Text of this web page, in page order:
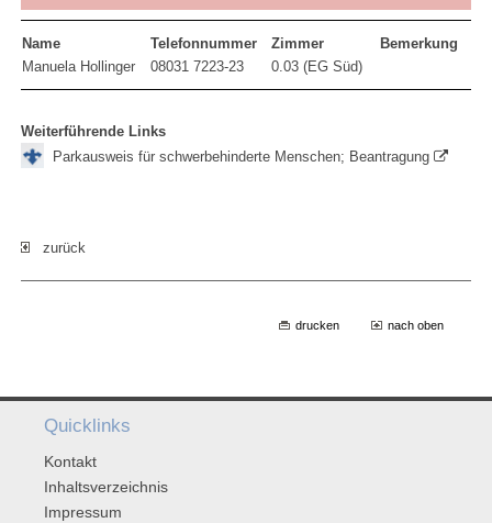
Name Telefonnummer Zimmer
Bemerkung
Manuela Hollinger
08031 7223-23 0.03 (EG Süd)
Weiterführende Links
Parkausweis für schwerbehinderte Menschen; Beantragung
zurück
drucken nach oben
Quicklinks
Kontakt
Inhaltsverzeichnis
Impressum